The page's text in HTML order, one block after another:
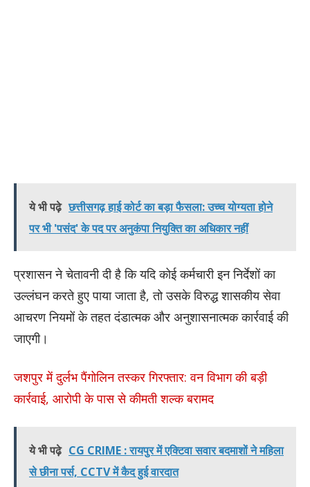
ये भी पढ़े छत्तीसगढ़ हाई कोर्ट का बड़ा फैसला: उच्च योग्यता होने
पर भी 'पसंद' के पद पर अनुकंपा नियुक्ति का अधिकार नहीं
प्रशासन ने चेतावनी दी है कि यदि कोई कर्मचारी इन निर्देशों का
उल्लंघन करते हुए पाया जाता है, तो उसके विरुद्ध शासकीय सेवा
आचरण नियमों के तहत दंडात्मक और अनुशासनात्मक कार्रवाई की
जाएगी।
जशपुर में दुर्लभ पैंगोलिन तस्कर गिरफ्तार: वन विभाग की बड़ी
कार्रवाई, आरोपी के पास से कीमती शल्क बरामद
ये भी पढ़े CG CRIME : रायपुर में एक्टिवा सवार बदमाशों ने महिला
से छीना पर्स, CCTV में कैद हुई वारदात